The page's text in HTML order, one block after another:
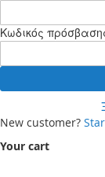
Κωδικός
New customer?
Your cart